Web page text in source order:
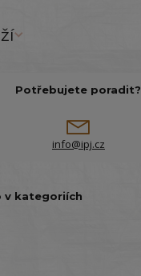
Potřebujete poradit?
info@ipj.cz
v kategoriích